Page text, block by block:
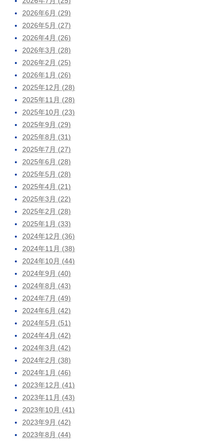
2026年6月 (29)
2026年5月 (27)
2026年4月 (26)
2026年3月 (28)
2026年2月 (25)
2026年1月 (26)
2025年12月 (28)
2025年11月 (28)
2025年10月 (23)
2025年9月 (29)
2025年8月 (31)
2025年7月 (27)
2025年6月 (28)
2025年5月 (28)
2025年4月 (21)
2025年3月 (22)
2025年2月 (28)
2025年1月 (33)
2024年12月 (36)
2024年11月 (38)
2024年10月 (44)
2024年9月 (40)
2024年8月 (43)
2024年7月 (49)
2024年6月 (42)
2024年5月 (51)
2024年4月 (42)
2024年3月 (42)
2024年2月 (38)
2024年1月 (46)
2023年12月 (41)
2023年11月 (43)
2023年10月 (41)
2023年9月 (42)
2023年8月 (44)